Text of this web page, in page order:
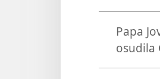
Papa
osudila